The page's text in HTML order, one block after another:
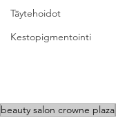
Täytehoidot
Kestopigmentointi
beauty salon crowne plaza